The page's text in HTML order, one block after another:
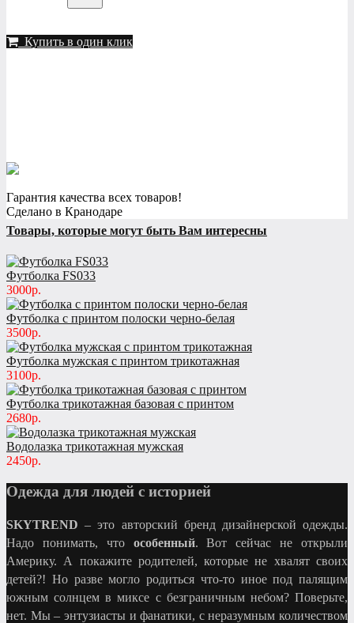
Купить в один клик
Гарантия качества всех товаров!
Сделано в Кранодаре
Товары, которые могут быть Вам интересны
Футболка FS033
3000р.
Футболка с принтом полоски черно-белая
3500р.
Футболка мужская с принтом трикотажная
3100р.
Футболка трикотажная базовая с принтом
2680р.
Водолазка трикотажная мужская
2450р.
Одежда для людей с историей
SKYTREND– это авторский бренд дизайнерской одежды.
Надо понимать, что особенный. Вот сейчас не открыли
Америку. А покажите родителей, которые не хвалят своих
детей?! Но разве могло родиться что-то иное под палящим
южным солнцем в миксе с безграничным небом? Поверьте,
нет. Мы – энтузиасты и фанатики, с неразумным количеством